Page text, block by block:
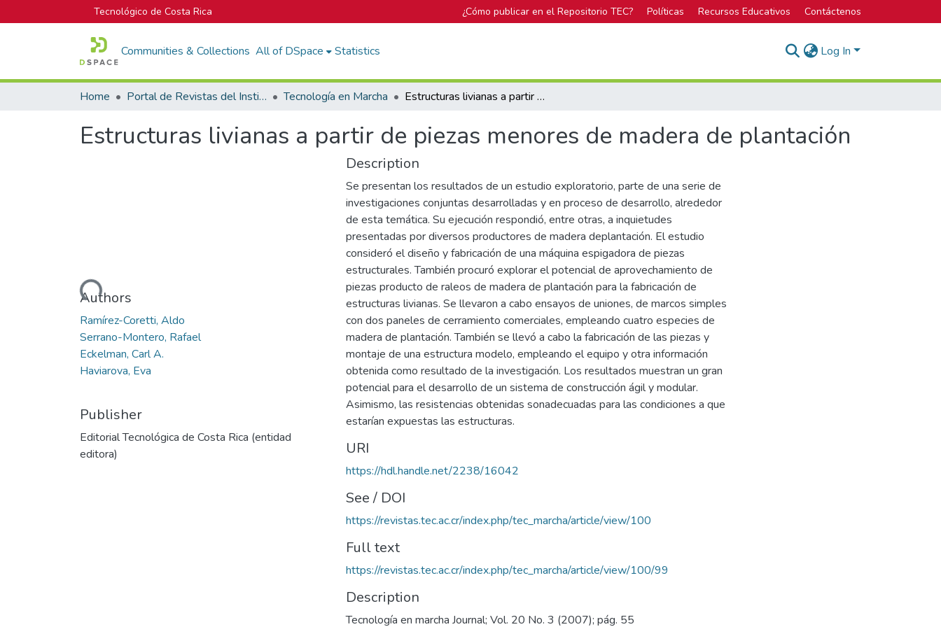
Tecnológico de Costa Rica ¿Cómo publicar en el Repositorio TEC? Políticas Recursos Educativos Contáctenos
Communities & Collections All of DSpace Statistics Log In
Home Portal de Revistas del Instituto Tecnológico de Costa Rica Tecnología en Marcha Estructuras livianas a partir de piezas menores de madera de plantación
Estructuras livianas a partir de piezas menores de madera de plantación
Loading...
Authors
Ramírez-Coretti, Aldo
Serrano-Montero, Rafael
Eckelman, Carl A.
Haviarova, Eva
Publisher
Editorial Tecnológica de Costa Rica (entidad
editora)
Description
Se presentan los resultados de un estudio exploratorio, parte de una serie de
investigaciones conjuntas desarrolladas y en proceso de desarrollo, alrededor
de esta temática. Su ejecución respondió, entre otras, a inquietudes
presentadas por diversos productores de madera deplantación. El estudio
consideró el diseño y fabricación de una máquina espigadora de piezas
estructurales. También procuró explorar el potencial de aprovechamiento de
piezas producto de raleos de madera de plantación para la fabricación de
estructuras livianas. Se llevaron a cabo ensayos de uniones, de marcos simples
con dos paneles de cerramiento comerciales, empleando cuatro especies de
madera de plantación. También se llevó a cabo la fabricación de las piezas y
montaje de una estructura modelo, empleando el equipo y otra información
obtenida como resultado de la investigación. Los resultados muestran un gran
potencial para el desarrollo de un sistema de construcción ágil y modular.
Asimismo, las resistencias obtenidas sonadecuadas para las condiciones a que
estarían expuestas las estructuras.
URI
https://hdl.handle.net/2238/16042
See / DOI
https://revistas.tec.ac.cr/index.php/tec_marcha/article/view/100
Full text
https://revistas.tec.ac.cr/index.php/tec_marcha/article/view/100/99
Description
Tecnología en marcha Journal; Vol. 20 No. 3 (2007); pág. 55